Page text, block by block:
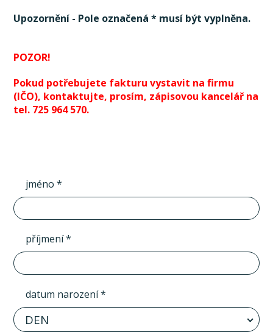
Upozornění - Pole označená * musí být vyplněna.
POZOR!
Pokud potřebujete fakturu vystavit na firmu
(IČO), kontaktujte, prosím, zápisovou kancelář na
tel. 725 964 570.
jméno *
příjmení *
datum narození *
DEN